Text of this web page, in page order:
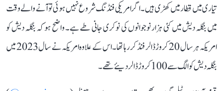
تیاری میں قطار میں کھڑی ہیں۔ اگر امریکی فنڈنگ شروع نہیں ہوئی تو آنے والے وقت
میں بنگلہ دیش میں کئی ہزار نوجوانوں کی نوکری جانی طے ہے۔ واضح ہو کہ بنگلہ دیش کو
امریکہ ہر سال 20 کروڑ ڈالر فنڈ کر رہا تھا۔ اس کے علاوہ امریکہ نے سال 2023 میں
بنگلہ دیش کو الگ سے 100 کروڑ ڈالر دیئے تھے۔